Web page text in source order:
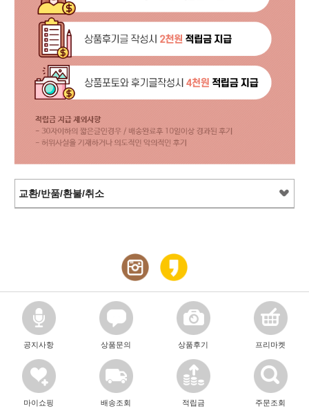
교환/반품/환불/취소
공지사항 상품문의 상품후기 프리마켓
마이쇼핑 배송조회 적립금 주문조회